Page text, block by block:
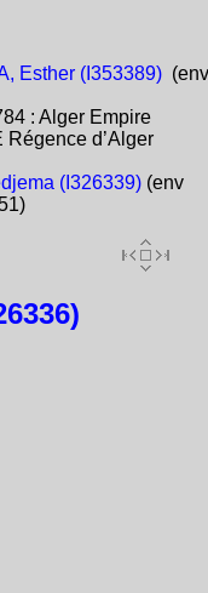
Esther (I353389)(env
: Alger Empire
Régence d’Alger
(I326339)(env